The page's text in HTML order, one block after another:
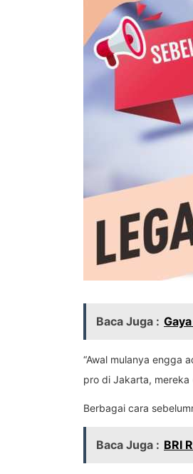
Baca Juga :
“Awal mulanya engga
pro di Jakarta, mereka
Berbagai cara
Baca Juga : BRI